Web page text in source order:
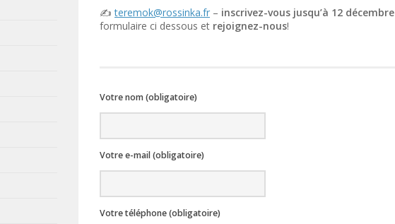
✍teremok@rossinka.fr – inscrivez-vous jusqu’à 12 décembre
formulaire ci dessous et rejoignez-nous!
Votre nom (obligatoire)
Votre e-mail (obligatoire)
Votre téléphone (obligatoire)